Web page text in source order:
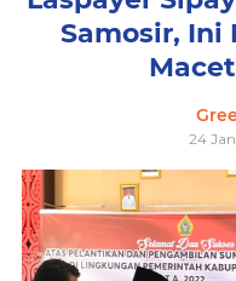
Samosir, Ini
24